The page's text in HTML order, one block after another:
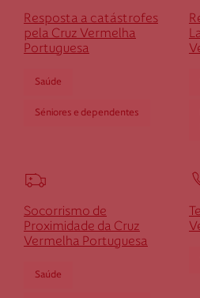
Rua Miguel Torga, n.º 13
4845-070 Gerês
Cruz Vermelha
Rua Padre Domingos Baião,
4435-764 Baguim do
224 103 712
Resposta a catástrofes
pela Cruz Vermelha
Portuguesa
Saúde
Séniores e dependentes
Socorrismo de
Proximidade da Cruz
Vermelha Portuguesa
Saúde